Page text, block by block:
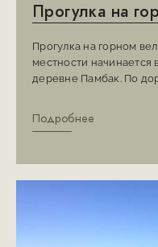
Прогулка на
Прогулка на горном
местности начинается
деревне Памбак. По
углубиться в
обещаем , что вам
Подробнее